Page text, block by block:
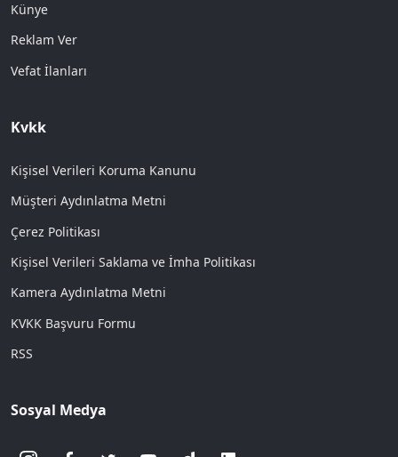
Künye
Reklam Ver
Vefat İlanları
Kvkk
Kişisel Verileri Koruma Kanunu
Müşteri Aydınlatma Metni
Çerez Politikası
Kişisel Verileri Saklama ve İmha Politikası
Kamera Aydınlatma Metni
KVKK Başvuru Formu
RSS
Sosyal Medya